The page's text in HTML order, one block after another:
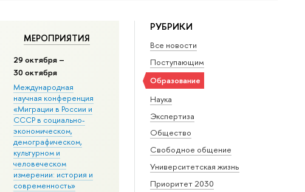
РУБРИКИ
Все новости
Поступающим
Образование
Наука
Экспертиза
Общество
Свободное общение
Университетская жизнь
Приоритет 2030
МЕРОПРИЯТИЯ
29 октября –
30 октября
Международная
научная конференция
«Миграции в Росcии и
СССР в социально-
экономическом,
демографическом,
культурном и
человеческом
измерении: история и
современность»